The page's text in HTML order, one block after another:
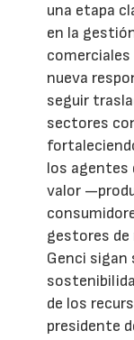
una etapa
en la
nueva
seguir
sectores
los agentes
valor
gestores de
Genci sigan
de los
presidente